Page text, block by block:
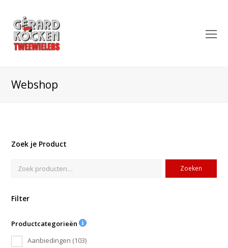
Webshop
Zoek je Product
Zoeken
Filter
Productcategorieën
Aanbiedingen (103)